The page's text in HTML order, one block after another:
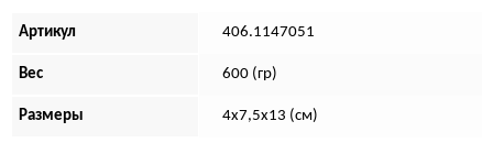
Артикул 406.1147051
Вес 600 (гр)
Размеры 4х7,5х13 (см)